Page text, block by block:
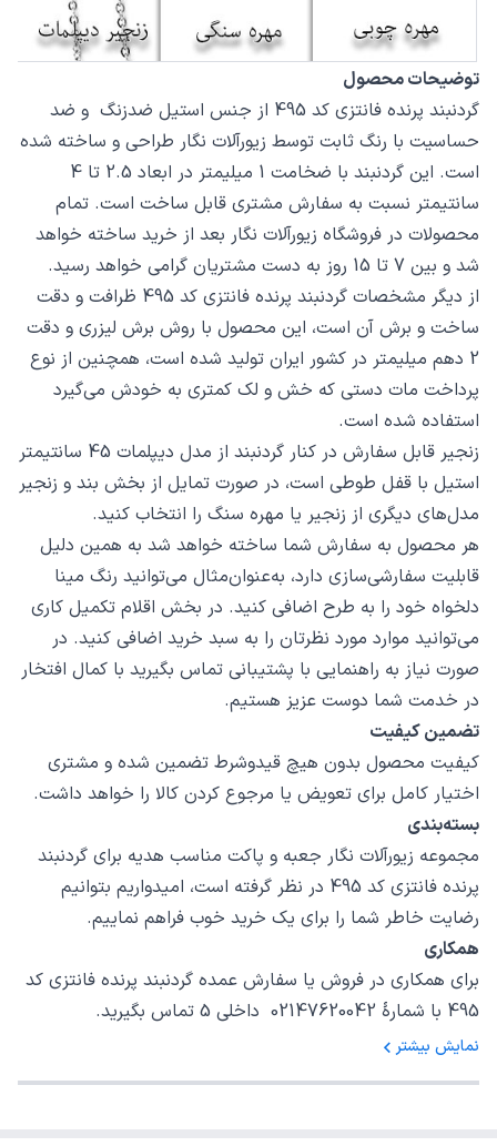
توضیحات محصول
گردنبند پرنده فانتزی کد 495 از جنس استیل ضدزنگ و ضد
حساسیت با رنگ ثابت توسط زیورآلات نگار طراحی و ساخته شده
است. این گردنبند با ضخامت 1 میلیمتر در ابعاد 2.5 تا 4
سانتیمتر نسبت به سفارش مشتری قابل ساخت است. تمام
محصولات در فروشگاه زیورآلات نگار بعد از خرید ساخته خواهد
شد و بین 7 تا 15 روز به دست مشتریان گرامی خواهد رسید.
از دیگر مشخصات گردنبند پرنده فانتزی کد 495 ظرافت و دقت
ساخت و برش آن است، این محصول با روش برش لیزری و دقت
2 دهم میلیمتر در کشور ایران تولید شده است، همچنین از نوع
پرداخت مات دستی که خش و لک کمتری به خودش می‌گیرد
استفاده شده است.
زنجیر قابل سفارش در کنار گردنبند از مدل دیپلمات 45 سانتیمتر
استیل با قفل طوطی است، در صورت تمایل از بخش بند و زنجیر
مدل‌های دیگری از زنجیر یا مهره سنگ را انتخاب کنید.
هر محصول به سفارش شما ساخته خواهد شد به همین دلیل
قابلیت سفارشی‌سازی دارد، به‌عنوان‌مثال می‌توانید رنگ مینا
دلخواه خود را به طرح اضافی کنید. در بخش اقلام تکمیل کاری
می‌توانید موارد مورد نظرتان را به سبد خرید اضافی کنید. در
صورت نیاز به راهنمایی با پشتیبانی تماس بگیرید با کمال افتخار
در خدمت شما دوست عزیز هستیم.
تضمین کیفیت
کیفیت محصول بدون هیچ قیدوشرط تضمین شده و مشتری
اختیار کامل برای تعویض یا مرجوع کردن کالا را خواهد داشت.
بسته‌بندی
مجموعه زیورآلات نگار جعبه و پاکت مناسب هدیه برای گردنبند
پرنده فانتزی کد 495 در نظر گرفته است، امیدواریم بتوانیم
رضایت خاطر شما را برای یک خرید خوب فراهم نماییم.
همکاری
برای همکاری در فروش یا سفارش عمده گردنبند پرنده فانتزی کد
495 با شمارهٔ 02147620042 داخلی 5 تماس بگیرید.
نمایش بیشتر